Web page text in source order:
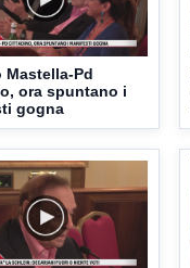
Mastella-Pd
ora spuntano i
gogna